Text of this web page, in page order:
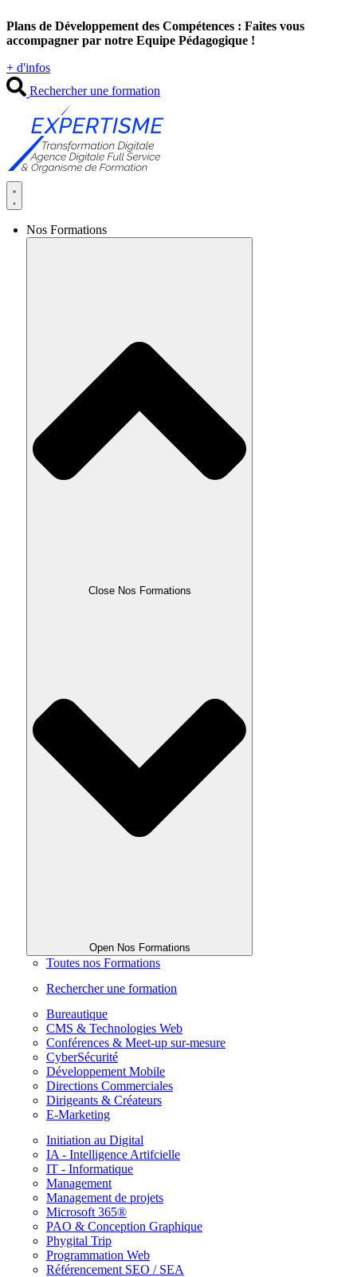
au
contenu
Plans de Développement des Compétences : Faites vous
accompagner par notre Equipe Pédagogique !
+ d'infos
Rechercher une formation
Nos Formations
Close Nos Formations
Open Nos Formations
Toutes nos Formations
Rechercher une formation
Bureautique
CMS & Technologies Web
Conférences & Meet-up sur-mesure
CyberSécurité
Développement Mobile
Directions Commerciales
Dirigeants & Créateurs
E-Marketing
Initiation au Digital
IA - Intelligence Artifcielle
IT - Informatique
Management
Management de projets
Microsoft 365®
PAO & Conception Graphique
Phygital Trip
Programmation Web
Référencement SEO / SEA